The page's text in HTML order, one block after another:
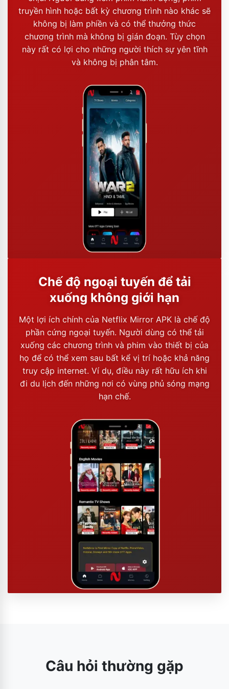
truyền hình hoặc bất kỳ chương trình nào khác sẽ
không bị làm phiền và có thể thưởng thức
chương trình mà không bị gián đoạn. Tùy chọn
này rất có lợi cho những người thích sự yên tĩnh
và không bị phân tâm.
Chế độ ngoại tuyến để tải
xuống không giới hạn
Một lợi ích chính của Netflix Mirror APK là chế độ
phần cứng ngoại tuyến. Người dùng có thể tải
xuống các chương trình và phim vào thiết bị của
họ để có thể xem sau bất kể vị trí hoặc khả năng
truy cập internet. Ví dụ, điều này rất hữu ích khi
đi du lịch đến những nơi có vùng phủ sóng mạng
hạn chế.
Câu hỏi thường gặp